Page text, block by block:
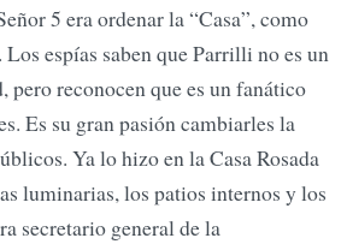
5 era ordenar la “Casa”, como
espías saben que Parrilli no es un
pero reconocen que es un fanático
Es su gran pasión cambiarles la
Ya lo hizo en la Casa Rosada
luminarias, los patios internos y los
secretario general de la